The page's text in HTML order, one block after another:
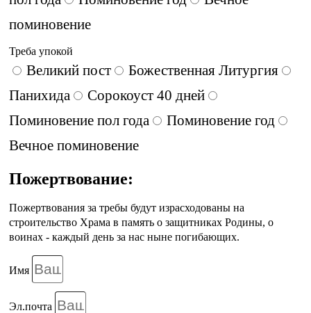
поминовение
Треба упокой
Великий пост
Божественная Литургия
Панихида
Сорокоуст 40 дней
Поминовение пол года
Поминовение год
Вечное поминовение
Пожертвование:
Пожертвования за требы будут израсходованы на
строительство Храма в память о защитниках Родины, о
воинах - каждый день за нас ныне погибающих.
Имя
Эл.почта